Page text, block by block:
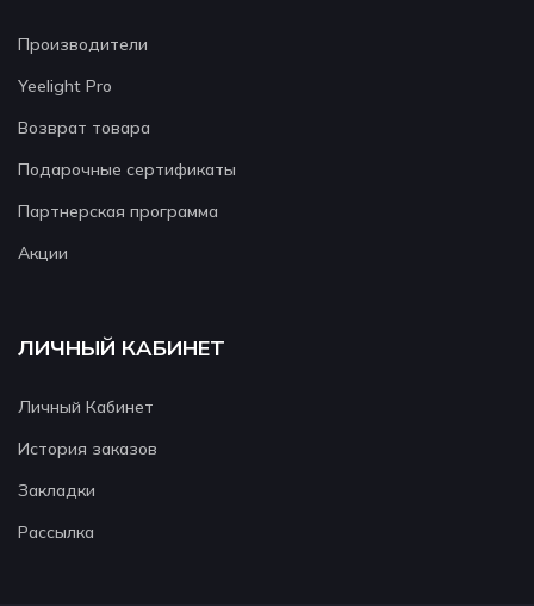
Производители
Yeelight Pro
Возврат товара
Подарочные сертификаты
Партнерская программа
Акции
ЛИЧНЫЙ КАБИНЕТ
Личный Кабинет
История заказов
Закладки
Рассылка